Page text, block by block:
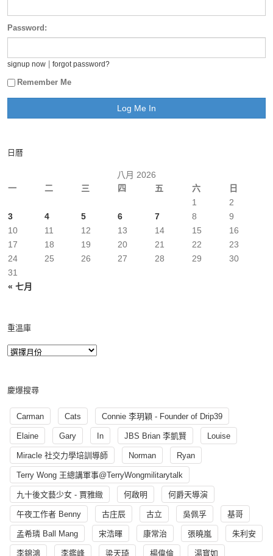
Password:
signup now forgot password?
Remember Me
日曆
八月 2026
一
二 三 四 五 六 日
« 七月
1
2
3
4 5 6 7 8
9
10
11 12 13 14 15
16
17
18 19 20 21 22
23
24
25 26 27 28 29
30
31
重溫庫
慶爆搜尋
Carman Cats Connie 李玥穎 - Founder of Drip39
Elaine Gary In JBS Brian 李凱賢 Louise
Miracle 社交力學培訓導師 Norman Ryan
Terry Wong 王總講軍事@TerryWongmilitarytalk
九十後文藝少女 - 賈雅緻 何啟明 何爵天導演
午夜工作者 Benny 古庄辰 古立 吳佩孚 基哥
孟希璘 Ball Mang 宋浩暉 康常治 張曉嵐 朱利安
李錦鴻 李鑑峰 梁天琦 楊偉倫 湯寳如